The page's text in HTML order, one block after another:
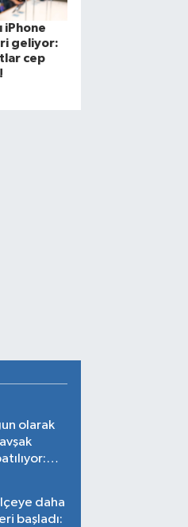
iPhone
geliyor:
cep
olarak
daha
başladı: